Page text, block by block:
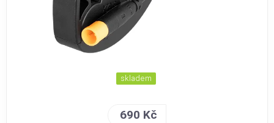
skladem
690 Kč